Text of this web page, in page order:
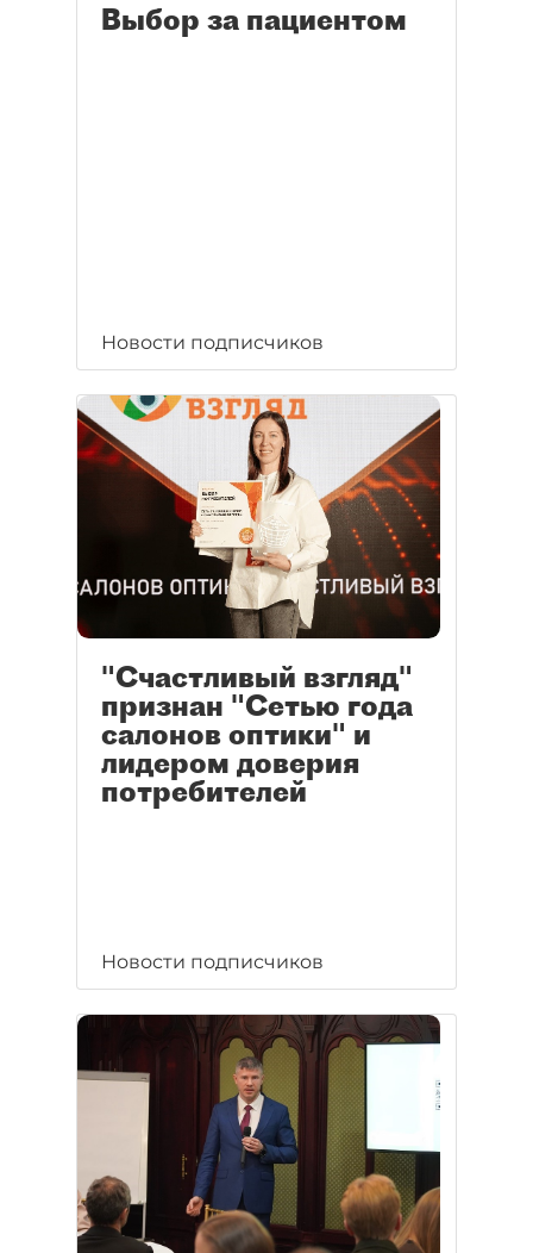
Выбор за пациентом
Новости подписчиков
"Счастливый взгляд"
признан "Сетью года
салонов оптики" и
лидером доверия
потребителей
Новости подписчиков